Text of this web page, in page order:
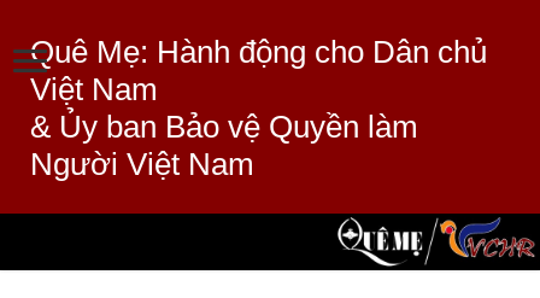
Quê Mẹ: Hành động cho Dân chủ
Việt Nam
& Ủy ban Bảo vệ Quyền làm
Người Việt Nam